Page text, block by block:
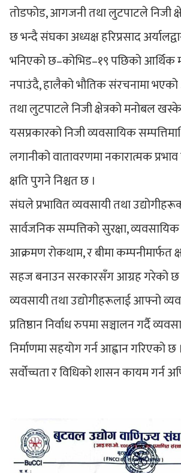
तोडफोड, आगजनी तथा लुटपाटले निजी
छ भन्दै संघका अध्यक्ष हरिप्रसाद
भनिएको छ–कोभिड–१९ पछिको आर्थिक
नपाउंदै, हालैको भौतिक संरचनामा
तथा लुटपाटले निजी क्षेत्रको मनोबल
यसप्रकारको निजी व्यवसायिक
लगानीको वातावरणमा नकारात्मक प्रभाव
क्षति पुगने निश्चत छ ।
संघले प्रभावित व्यवसायी तथा
सार्वजनिक सम्पत्तिको सुरक्षा, व्यवसायिक
आक्रमण रोकथाम, र बीमा कम्पनीमार्फत
सहज बनाउन सरकारसँग आग्रह गरेको छ
व्यवसायी तथा उद्योगीहरूलाई आफ्नो
प्रतिष्ठान निर्वाध रुपमा सञ्चालन गर्दै
निर्माणमा सहयोग गर्न आह्वान
सर्वोच्चता र विधिको शासन कायम गर्न